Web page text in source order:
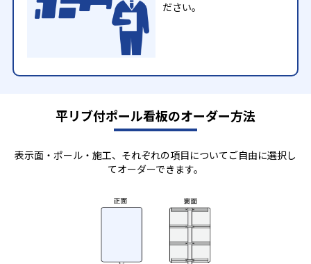
ださい。
平リブ付ポール看板のオーダー方法
表示面・ポール・施工、それぞれの項目についてご自由に選択し
てオーダーできます。